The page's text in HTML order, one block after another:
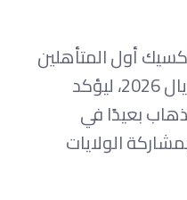
أول المتأهلين
رسميًا إلى دور الـ32 من مونديال 2026، ليؤكد
بعيدًا في
الولايات